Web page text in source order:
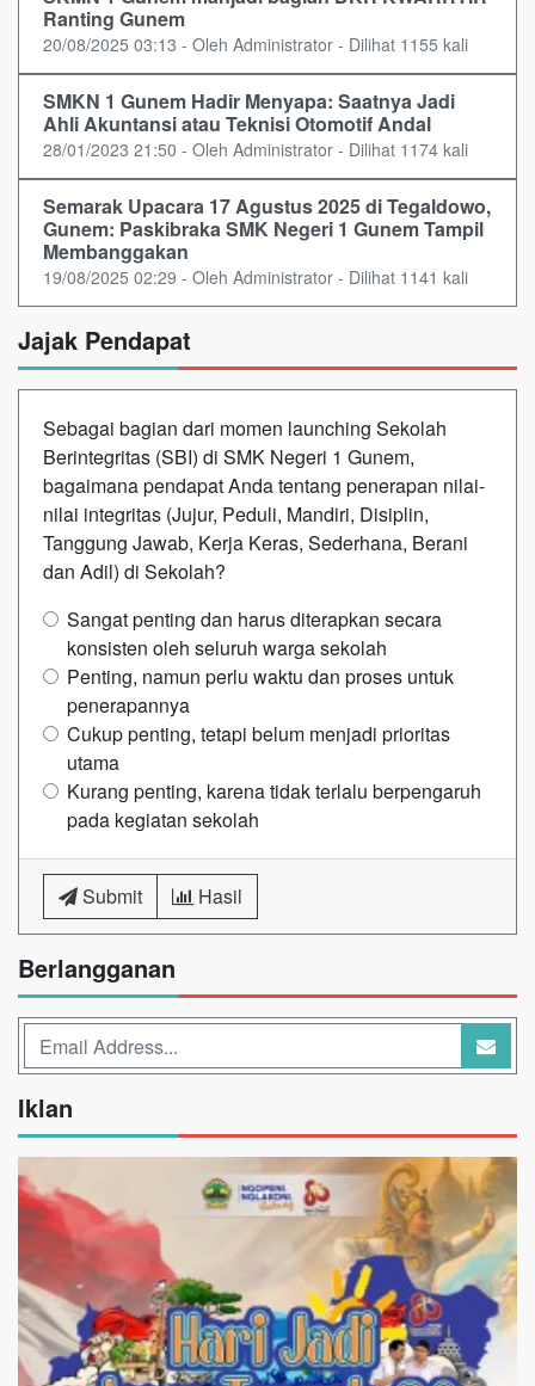
Ranting Gunem
20/08/2025 03:13 - Oleh Administrator - Dilihat 1155 kali
SMKN 1 Gunem Hadir Menyapa: Saatnya Jadi
Ahli Akuntansi atau Teknisi Otomotif Andal
28/01/2023 21:50 - Oleh Administrator - Dilihat 1174 kali
Semarak Upacara 17 Agustus 2025 di Tegaldowo,
Gunem: Paskibraka SMK Negeri 1 Gunem Tampil
Membanggakan
19/08/2025 02:29 - Oleh Administrator - Dilihat 1141 kali
Jajak Pendapat
Sebagai bagian dari momen launching Sekolah
Berintegritas (SBI) di SMK Negeri 1 Gunem,
bagaimana pendapat Anda tentang penerapan nilai-
nilai integritas (Jujur, Peduli, Mandiri, Disiplin,
Tanggung Jawab, Kerja Keras, Sederhana, Berani
dan Adil) di Sekolah?
Sangat penting dan harus diterapkan secara
konsisten oleh seluruh warga sekolah
Penting, namun perlu waktu dan proses untuk
penerapannya
Cukup penting, tetapi belum menjadi prioritas
utama
Kurang penting, karena tidak terlalu berpengaruh
pada kegiatan sekolah
Submit Hasil
Berlangganan
Iklan